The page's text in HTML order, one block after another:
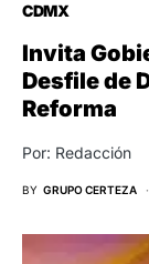
CDMX
Invita
Desfile de
Reforma
Por: Redacción
BY GRUPO CERTEZA